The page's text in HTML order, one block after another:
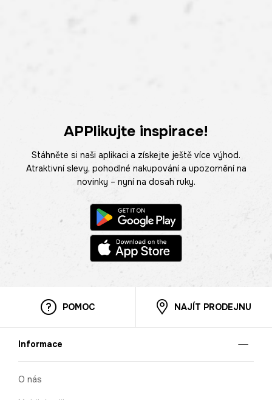
APPlikujte inspirace!
Stáhněte si naši aplikaci a získejte ještě více výhod.
Atraktivní slevy, pohodlné nakupování a upozornění na
novinky – nyní na dosah ruky.
POMOC NAJÍT PRODEJNU
Informace
O nás
Mobilní aplikace